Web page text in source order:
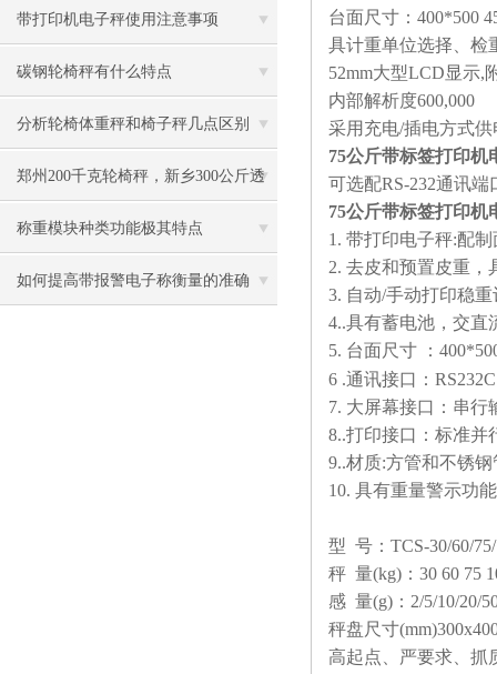
带打印机电子秤使用注意事项
碳钢轮椅秤有什么特点
分析轮椅体重秤和椅子秤几点区别
郑州200千克轮椅秤，新乡300公斤透
析轮椅称技术参数
称重模块种类功能极其特点
如何提高带报警电子称衡量的准确
台面尺寸： 400*500
具计重单位选择、检
52mm大型LCD显示,
内部解析度600,000
采用充电/插电方式
75公斤带标签打印机
可选配RS-232通讯端
75公斤带标签打印机
1. 带打印电子秤:配制
2. 去皮和预置皮重，
3. 自动/手动打印稳
4..具有蓄电池，交直
5. 台面尺寸 ：
6 .通讯接口： RS232C
7. 大屏幕接口：串行
8..打印接口：标准并
9..材质:方管和不锈钢
10. 具有重量警示功
型 号： TCS-30/60/
秤 量(kg) ： 30 60 75
感 量(g) ： 2/5/10/20/
秤盘尺寸
高起点、严要求、抓